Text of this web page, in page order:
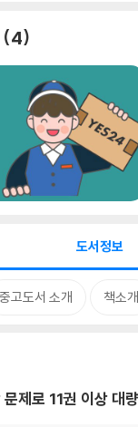
4
도서정보
중고도서 소개 책소개
제로 11권 이상 대